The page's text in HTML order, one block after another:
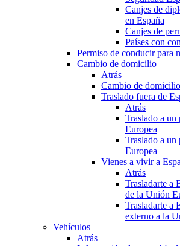
Canjes de
en España
Canjes de
Países con
Permiso de conducir para
Cambio de domicilio
Atrás
Cambio de
Traslado fuera de
Atrás
Traslado a un
Europea
Traslado a un
Europea
Vienes a vivir a
Atrás
Trasladarte a
de la Unión
Trasladarte a
externo a la
Vehículos
Atrás